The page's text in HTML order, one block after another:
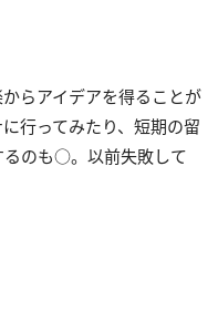
らアイデアを得ることが
行ってみたり、短期の留
るのも○。以前失敗して